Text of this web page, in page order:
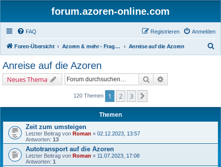
forum.azoren-online.com
FAQ Anmelden
Registrieren
Foren-Übersicht Azoren & mehr - Fragen und Antworten zu allgemeinen Themen rund um die 9 Inseln Anreise auf die Azoren
Anreise auf die Azoren
Neues Thema Suche
120 Themen 1 2 3
Themen
Zeit zum umsteigen
Letzter Beitrag von Roman « 02.12.2023, 13:57
Antworten: 13
Autotransport auf die Azoren
Letzter Beitrag von Roman « 11.07.2023, 17:08
Antworten: 1